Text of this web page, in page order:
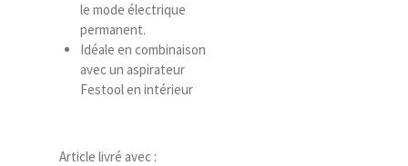
le mode électrique
permanent.
Idéale en combinaison
avec un aspirateur
Festool en intérieur
Article livré avec :